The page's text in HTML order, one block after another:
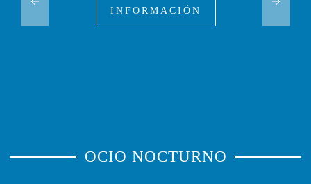
INFORMACIÓN
OCIO NOCTURNO